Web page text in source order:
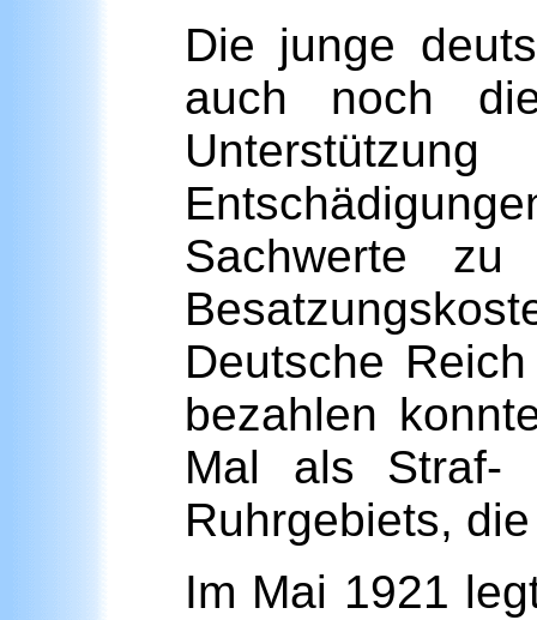
Die junge
auch noch
Sachwerte
Deutsche
bezahlen
Mal als Straf-
Ruhrgebiets,
Im Mai 1921